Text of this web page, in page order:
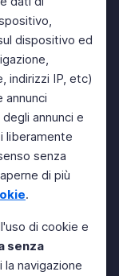
dispositivo ed
indirizzi IP, etc)
annunci
annunci e
liberamente
senza
di più
.
di cookie e
senza
la navigazione